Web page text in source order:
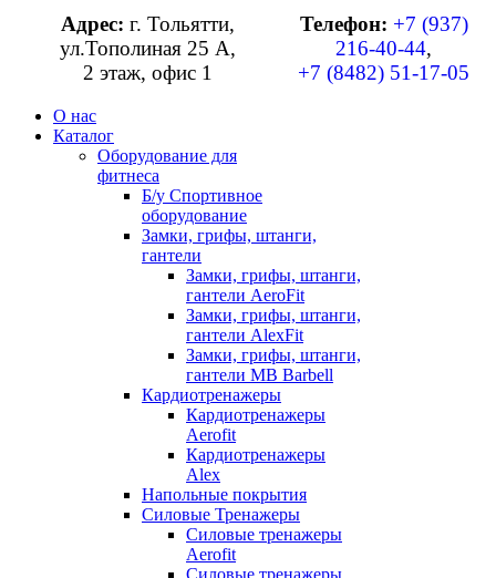
Адрес: г. Тольятти,
ул.Тополиная 25 А,
2 этаж, офис 1
Телефон: +7 (937)
216-40-44,
+7 (8482) 51-17-05
О нас
Каталог
Оборудование для
фитнеса
Б/у Спортивное
оборудование
Замки, грифы, штанги,
гантели
Замки, грифы, штанги,
гантели AeroFit
Замки, грифы, штанги,
гантели AlexFit
Замки, грифы, штанги,
гантели MB Barbell
Кардиотренажеры
Кардиотренажеры
Aerofit
Кардиотренажеры
Alex
Напольные покрытия
Силовые Тренажеры
Силовые тренажеры
Aerofit
Силовые тренажеры